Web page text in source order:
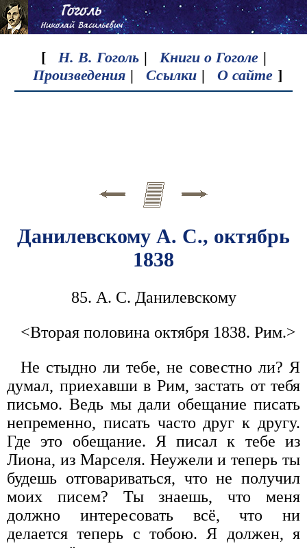
[ Н. В. Гоголь | Книги о Гоголе |
Произведения | Ссылки | О сайте ]
Данилевскому А. С., октябрь
1838
85. А. С. Данилевскому
<Вторая половина октября 1838. Рим.>
Не стыдно ли тебе, не совестно ли? Я
думал, приехавши в Рим, застать от тебя
письмо. Ведь мы дали обещание писать
непременно, писать часто друг к другу.
Где это обещание. Я писал к тебе из
Лиона, из Марселя. Неужели и теперь ты
будешь отговариваться, что не получил
моих писем? Ты знаешь, что меня
должно интересовать всё, что ни
делается теперь с тобою. Я должен, я